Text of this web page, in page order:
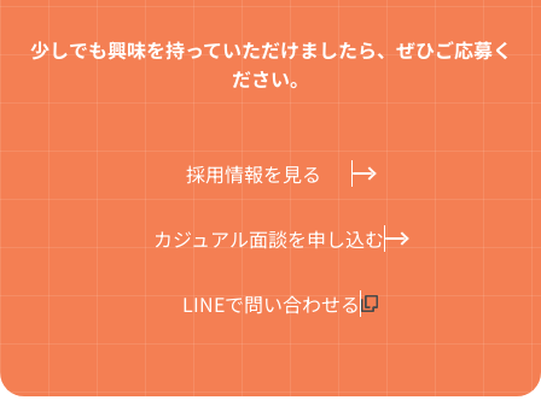
少しでも興味を持っていただけましたら、 ぜひご応募く
ださい。
採用情報を見る
カジュアル面談を申し込む
LINEで問い合わせる